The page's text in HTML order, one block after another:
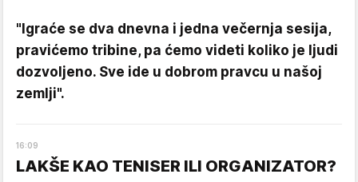
"Igraće se dva dnevna i jedna večernja sesija,
pravićemo tribine, pa ćemo videti koliko je ljudi
dozvoljeno. Sve ide u dobrom pravcu u našoj
zemlji".
16:09
LAKŠE KAO TENISER ILI ORGANIZATOR?